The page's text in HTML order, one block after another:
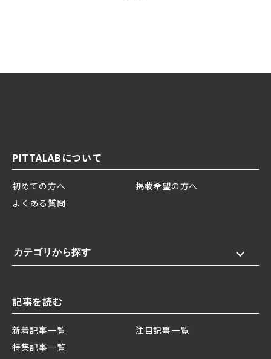
PITTALABについて
初めての方へ
掲載希望の方へ
よくある質問
カテゴリから探す
記事を読む
新着記事一覧
注目記事一覧
特集記事一覧